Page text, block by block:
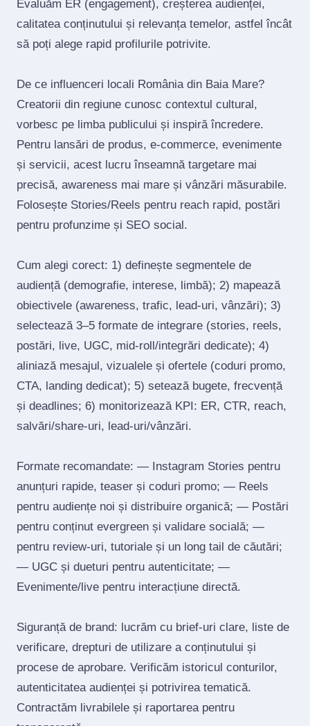
Evaluăm ER (engagement), creșterea audienței,
calitatea conținutului și relevanța temelor, astfel încât
să poți alege rapid profilurile potrivite.
De ce influenceri locali România din Baia Mare?
Creatorii din regiune cunosc contextul cultural,
vorbesc pe limba publicului și inspiră încredere.
Pentru lansări de produs, e‑commerce, evenimente
și servicii, acest lucru înseamnă targetare mai
precisă, awareness mai mare și vânzări măsurabile.
Folosește Stories/Reels pentru reach rapid, postări
pentru profunzime și SEO social.
Cum alegi corect: 1) definește segmentele de
audiență (demografie, interese, limbă); 2) mapează
obiectivele (awareness, trafic, lead‑uri, vânzări); 3)
selectează 3–5 formate de integrare (stories, reels,
postări, live, UGC, mid‑roll/integrări dedicate); 4)
aliniază mesajul, vizualele și ofertele (coduri promo,
CTA, landing dedicat); 5) setează bugete, frecvență
și deadlines; 6) monitorizează KPI: ER, CTR, reach,
salvări/share‑uri, lead‑uri/vânzări.
Formate recomandate: — Instagram Stories pentru
anunțuri rapide, teaser și coduri promo; — Reels
pentru audiențe noi și distribuire organică; — Postări
pentru conținut evergreen și validare socială; —
pentru review‑uri, tutoriale și un long tail de căutări;
— UGC și dueturi pentru autenticitate; —
Evenimente/live pentru interacțiune directă.
Siguranță de brand: lucrăm cu brief‑uri clare, liste de
verificare, drepturi de utilizare a conținutului și
procese de aprobare. Verificăm istoricul conturilor,
autenticitatea audienței și potrivirea tematică.
Contractăm livrabilele și raportarea pentru